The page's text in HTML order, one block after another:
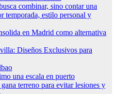
combinar, sino contar una
temporada, estilo personal y
en Madrid como alternativa
Diseños Exclusivos para
una escala en puerto
terreno para evitar lesiones y